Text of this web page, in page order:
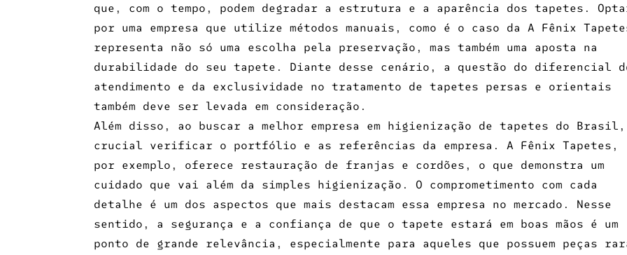
que, com o tempo, podem degradar a estrutura e a aparência dos tapetes.
por uma empresa que utilize métodos manuais, como é o caso da A Fênix
representa não só uma escolha pela preservação, mas também uma aposta na
durabilidade do seu tapete. Diante desse cenário, a questão do diferencial
atendimento e da exclusividade no tratamento de tapetes persas e orientais
também deve ser levada em consideração.
Além disso, ao buscar amelhor empresa em higienização de tapetes do Brasil
crucial verificar o portfólio e as referências da empresa. A Fênix Tapetes,
por exemplo, oferece restauração de franjas e cordões, o que demonstra um
cuidado que vai além da simples higienização. O comprometimento com cada
detalhe é um dos aspectos que mais destacam essa empresa no mercado. Nesse
sentido, a segurança e a confiança de que o tapete estará em boas mãos é um
ponto de grande relevância, especialmente para aqueles que possuem peças